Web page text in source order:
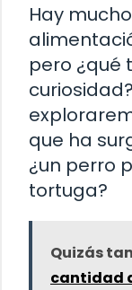
Hay
pero ¿qué
que ha
¿un perro
tortuga?
Quizás
cantidad